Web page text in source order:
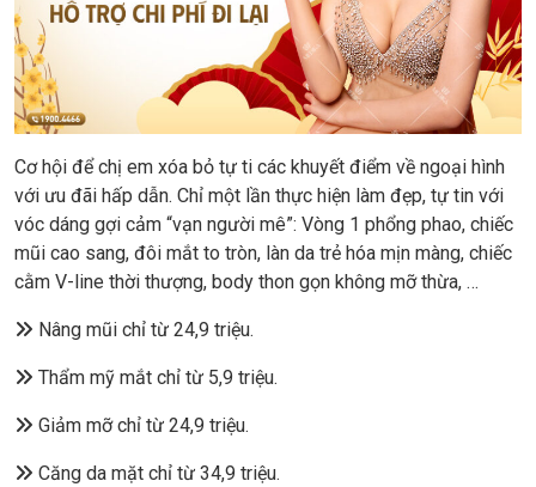
Cơ hội để chị em xóa bỏ tự ti các khuyết điểm về ngoại hình
với ưu đãi hấp dẫn. Chỉ một lần thực hiện làm đẹp, tự tin với
vóc dáng gợi cảm “vạn người mê”: Vòng 1 phổng phao, chiếc
mũi cao sang, đôi mắt to tròn, làn da trẻ hóa mịn màng, chiếc
cằm V-line thời thượng, body thon gọn không mỡ thừa, …
Nâng mũi chỉ từ 24,9 triệu.
Thẩm mỹ mắt chỉ từ 5,9 triệu.
Giảm mỡ chỉ từ 24,9 triệu.
Căng da mặt chỉ từ 34,9 triệu.